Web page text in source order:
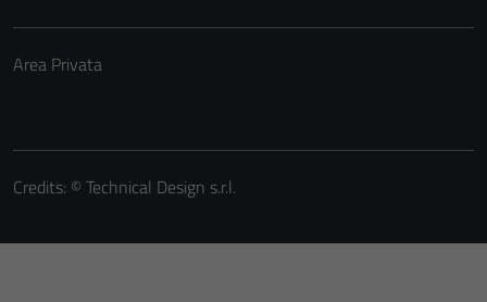
Area Privata
Credits: ©Technical Design s.r.l.